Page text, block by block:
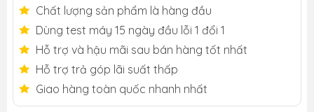
Chất lượng sản phẩm là hàng đầu
Dùng test máy 15 ngày đầu lỗi 1 đổi 1
Hỗ trợ và hậu mãi sau bán hàng tốt nhất
Hỗ trợ trả góp lãi suất thấp
Giao hàng toàn quốc nhanh nhất